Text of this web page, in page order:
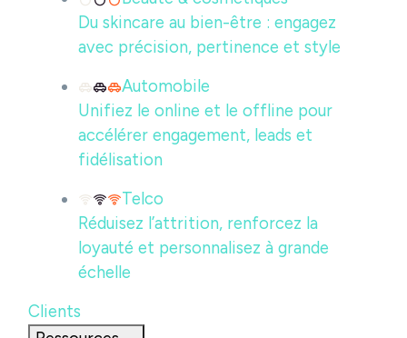
Du skincare au bien-être : engagez
avec précision, pertinence et style
Automobile
Unifiez le online et le offline pour
accélérer engagement, leads et
fidélisation
Telco
Réduisez l’attrition, renforcez la
loyauté et personnalisez à grande
échelle
Clients